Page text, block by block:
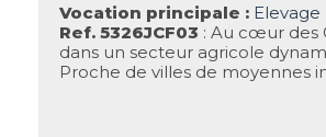
Vocation principale : Elevage
Ref. 5326JCF03 : Au cœur des
dans un secteur agricole
Proche de villes de moyennes